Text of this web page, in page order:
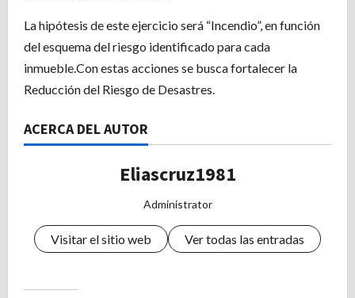
La hipótesis de este ejercicio será “Incendio”, en función
del esquema del riesgo identificado para cada
inmueble.Con estas acciones se busca fortalecer la
Reducción del Riesgo de Desastres.
ACERCA DEL AUTOR
Eliascruz1981
Administrator
Visitar el sitio web Ver todas las entradas